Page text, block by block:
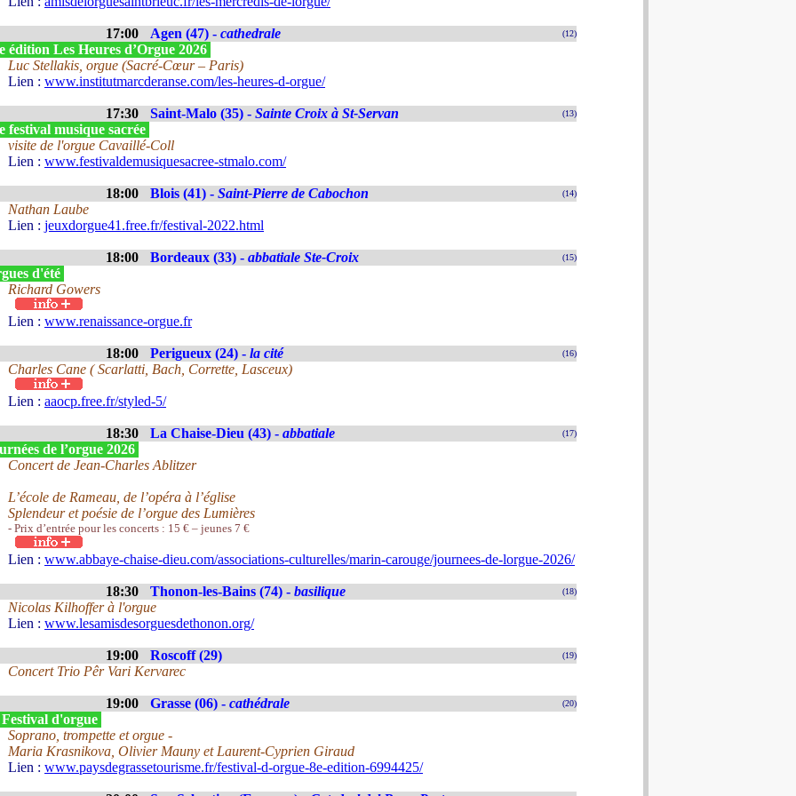
17:00 Agen (47) - cathedrale (12)
édition Les Heures d’Orgue 2026
Luc Stellakis, orgue (Sacré-Cœur – Paris)
Lien : www.institutmarcderanse.com/les-heures-d-orgue/
17:30 Saint-Malo (35) - Sainte Croix à St-Servan (13)
festival musique sacrée
visite de l'orgue Cavaillé-Coll
Lien : www.festivaldemusiquesacree-stmalo.com/
18:00 Blois (41) - Saint-Pierre de Cabochon (14)
Nathan Laube
Lien : jeuxdorgue41.free.fr/festival-2022.html
18:00 Bordeaux (33) - abbatiale Ste-Croix (15)
d'été
Richard Gowers
Lien : www.renaissance-orgue.fr
18:00 Perigueux (24) - la cité (16)
Charles Cane ( Scarlatti, Bach, Corrette, Lasceux)
Lien : aaocp.free.fr/styled-5/
18:30 La Chaise-Dieu (43) - abbatiale (17)
de l’orgue 2026
Concert de Jean-Charles Ablitzer
L’école de Rameau, de l’opéra à l’église
Splendeur et poésie de l’orgue des Lumières
- Prix d’entrée pour les concerts : 15 € – jeunes 7 €
Lien : www.abbaye-chaise-dieu.com/associations-culturelles/marin-carouge/journees-de-lorgue-2026/
18:30 Thonon-les-Bains (74) - basilique (18)
Nicolas Kilhoffer à l'orgue
Lien : www.lesamisdesorguesdethonon.org/
19:00 Roscoff (29) (19)
Concert Trio Pêr Vari Kervarec
19:00 Grasse (06) - cathédrale (20)
Festival d'orgue
Soprano, trompette et orgue -
Maria Krasnikova, Olivier Mauny et Laurent-Cyprien Giraud
Lien : www.paysdegrassetourisme.fr/festival-d-orgue-8e-edition-6994425/